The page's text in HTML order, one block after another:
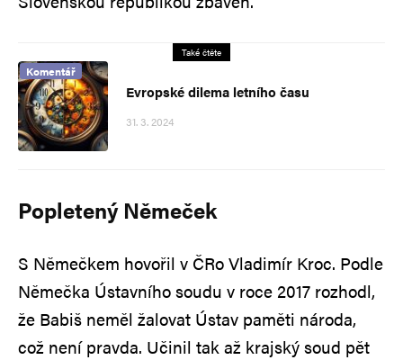
Také čtěte
Komentář
Evropské dilema letního času
31. 3. 2024
Popletený Němeček
S Němečkem hovořil v ČRo Vladimír Kroc. Podle
Němečka Ústavního soudu v roce 2017 rozhodl,
že Babiš neměl žalovat Ústav paměti národa,
což není pravda. Učinil tak až krajský soud pět